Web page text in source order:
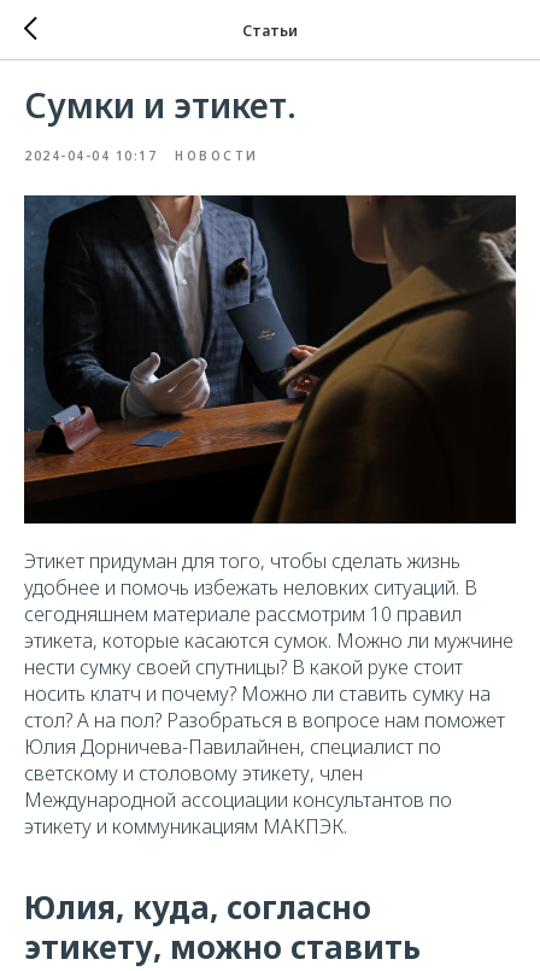
Статьи
Сумки и этикет.
2024-04-04 10:17 НОВОСТИ
Этикет придуман для того, чтобы сделать жизнь
удобнее и помочь избежать неловких ситуаций. В
сегодняшнем материале рассмотрим 10 правил
этикета, которые касаются сумок. Можно ли мужчине
нести сумку своей спутницы? В какой руке стоит
носить клатч и почему? Можно ли ставить сумку на
стол? А на пол? Разобраться в вопросе нам поможет
Юлия Дорничева-Павилайнен, специалист по
светскому и столовому этикету, член
Международной ассоциации консультантов по
этикету и коммуникациям МАКПЭК.
Юлия, куда, согласно
этикету, можно ставить